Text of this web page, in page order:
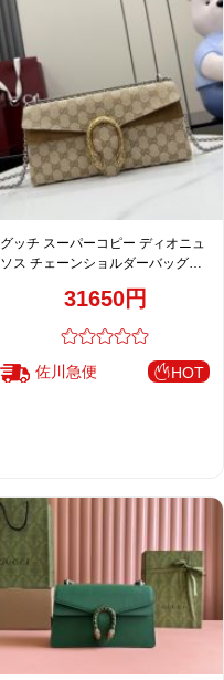
グッチ スーパーコピー ディオニュ
ソス チェーンショルダーバッグ
31650円
佐川急便 HOT